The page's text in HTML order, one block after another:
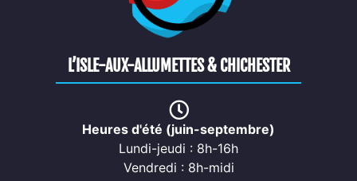
L’ISLE-AUX-ALLUMETTES & CHICHESTER
Heures d'été (juin-septembre)
Lundi-jeudi : 8h-16h
Vendredi : 8h-midi